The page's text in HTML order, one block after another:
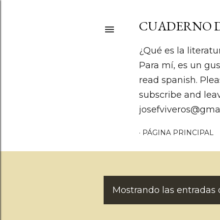
CUADERNO
¿Qué es la
Para mí, es un
read spanish.
subscribe and
PÁGINA PRINCIPAL
EMostrando las entradas